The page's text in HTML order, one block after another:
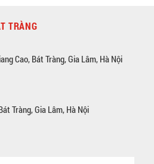
TRÀNG
Cao, Bát Tràng, Gia Lâm, Hà Nội
Tràng, Gia Lâm, Hà Nội